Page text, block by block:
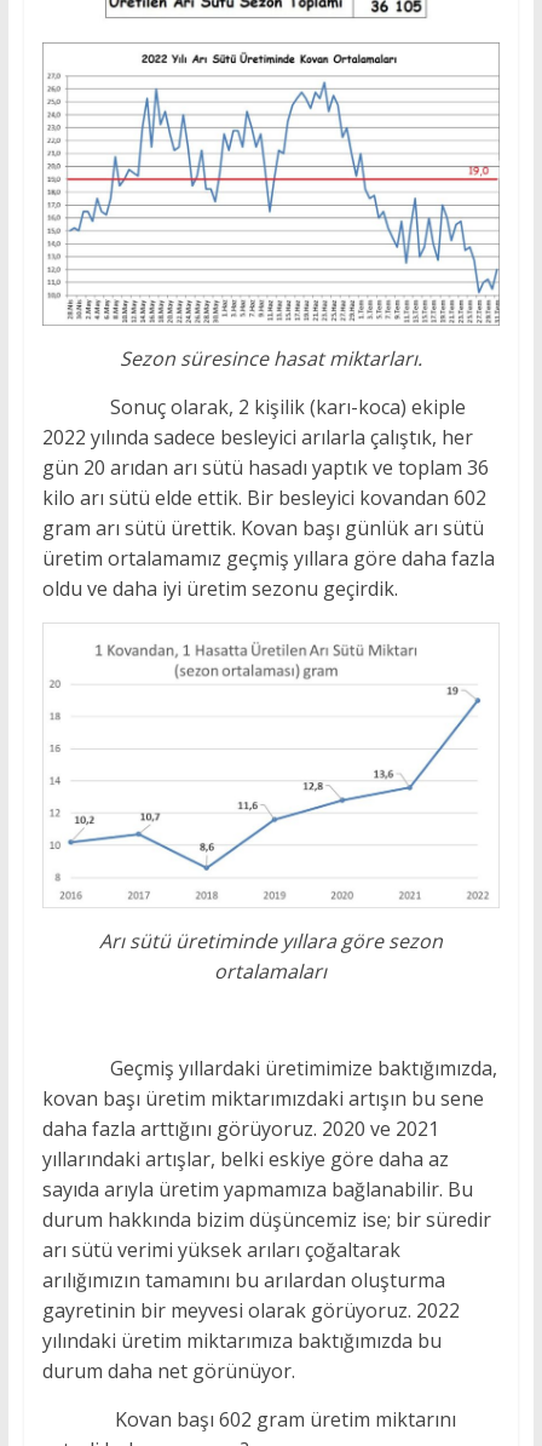
Sezon süresince hasat miktarları.
Sonuç olarak, 2 kişilik (karı-koca) ekiple
2022 yılında sadece besleyici arılarla çalıştık, her
gün 20 arıdan arı sütü hasadı yaptık ve toplam 36
kilo arı sütü elde ettik. Bir besleyici kovandan 602
gram arı sütü ürettik. Kovan başı günlük arı sütü
üretim ortalamamız geçmiş yıllara göre daha fazla
oldu ve daha iyi üretim sezonu geçirdik.
Arı sütü üretiminde yıllara göre sezon
ortalamaları
Geçmiş yıllardaki üretimimize baktığımızda,
kovan başı üretim miktarımızdaki artışın bu sene
daha fazla arttığını görüyoruz. 2020 ve 2021
yıllarındaki artışlar, belki eskiye göre daha az
sayıda arıyla üretim yapmamıza bağlanabilir. Bu
durum hakkında bizim düşüncemiz ise; bir süredir
arı sütü verimi yüksek arıları çoğaltarak
arılığımızın tamamını bu arılardan oluşturma
gayretinin bir meyvesi olarak görüyoruz. 2022
yılındaki üretim miktarımıza baktığımızda bu
durum daha net görünüyor.
Kovan başı 602 gram üretim miktarını